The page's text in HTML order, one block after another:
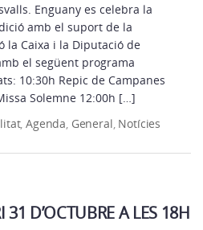
Enguany es celebra la
amb el suport de la
la Caixa i la Diputació de
el següent programa
10:30h Repic de Campanes
Solemne 12:00h […]
,Agenda General Notícies
31 D’OCTUBRE A LES 18H